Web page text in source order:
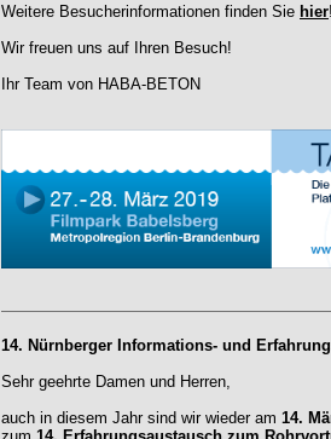
Weitere Besucherinformationen finden Sie hier!
Wir freuen uns auf Ihren Besuch!
Ihr Team von HABA-BETON
14. Nürnberger Informations- und
Sehr geehrte Damen und Herren,
auch in diesem Jahr sind wir wieder am 14.